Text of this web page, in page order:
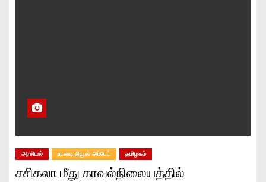
அரசியல் உடனடி நியூஸ் அப்டேட் தமிழகம்
சசிகலா மீது காவல்நிலையத்தில்